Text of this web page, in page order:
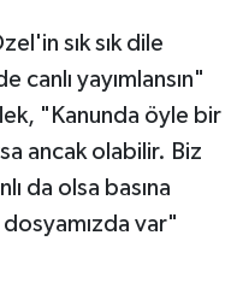
sık sık dile
canlı yayımlansın"
"Kanunda öyle bir
ancak olabilir. Biz
da olsa basına
var"